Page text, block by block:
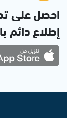
احصل على
إطلاع دائم